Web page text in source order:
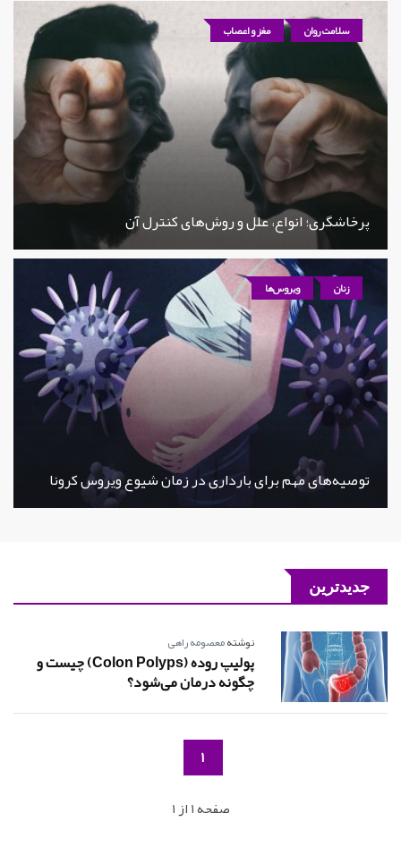
سلامت روان مغز و اعصاب
پرخاشگری؛ انواع، علل و روش‌های کنترل آن
زنان ویروس‌ها
توصیه‌های مهم برای بارداری در زمان شیوع ویروس کرونا
جدیدترین
نوشتهمعصومه راهی
پولیپ روده (Colon Polyps) چیست و
چگونه درمان می‌شود؟
1
صفحه 1 از 1